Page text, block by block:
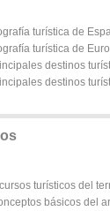
turística de
turística de
destinos
destinos
turísticos del
básicos del